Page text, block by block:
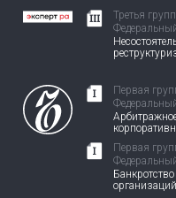
Третья
Первая
Первая
организаций